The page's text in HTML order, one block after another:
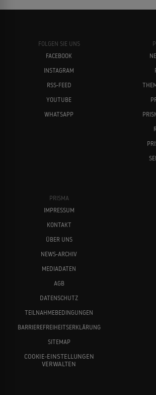
FOLGEN SIE UNS
FACEBOOK
INSTAGRAM
RSS-FEED
YOUTUBE
WHATSAPP
PRISMA
IMPRESSUM
KONTAKT
ÜBER UNS
NEWS-ARCHIV
MEDIADATEN
AGB
DATENSCHUTZ
TEILNAHMEBEDINGUNGEN
BARRIEREFREIHEITSERKLÄRUNG
SITEMAP
COOKIE-EINSTELLUNGEN
VERWALTEN